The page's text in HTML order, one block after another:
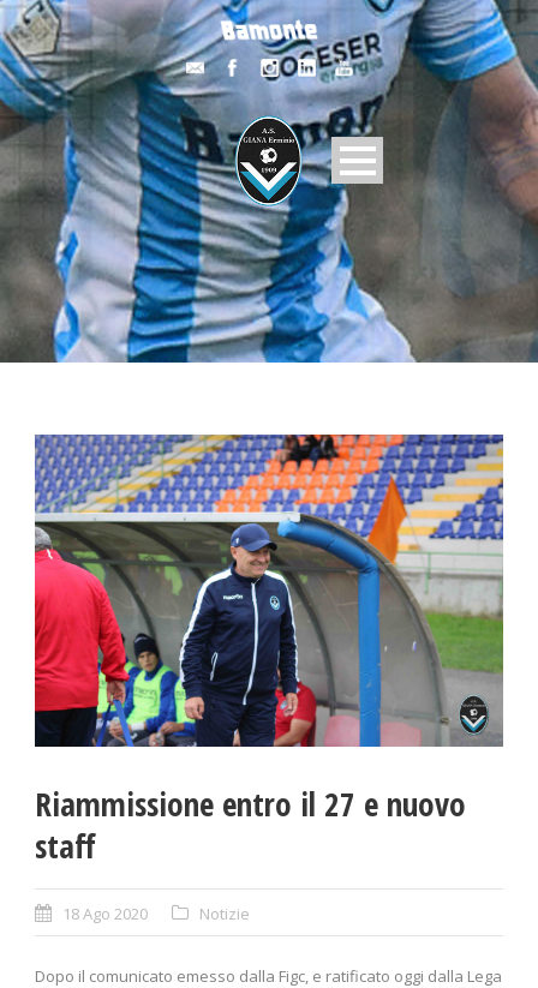
Riammissione entro il 27 e nuovo
staff
18 Ago 2020 Notizie
Dopo il comunicato emesso dalla Figc, e ratificato oggi dalla Lega